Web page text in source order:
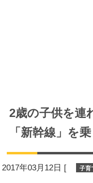
2歳の子供を連
「新幹線」を
2017年03月12日 [ 子育